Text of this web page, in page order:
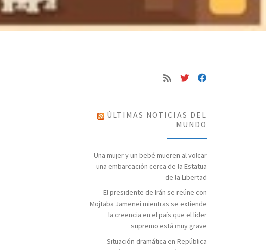
ÚLTIMAS NOTICIAS DEL
MUNDO
Una mujer y un bebé mueren al volcar
una embarcación cerca de la Estatua
de la Libertad
El presidente de Irán se reúne con
Mojtaba Jameneí mientras se extiende
la creencia en el país que el líder
supremo está muy grave
Situación dramática en República